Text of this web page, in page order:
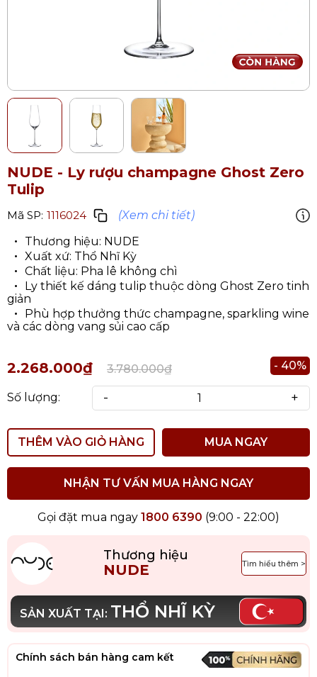
NUDE - Ly rượu champagne Ghost Zero
Tulip
Mã SP: 1116024
(Xem chi tiết)
Thương hiệu: NUDE
Xuất xứ: Thổ Nhĩ Kỳ
Chất liệu: Pha lê không chì
Ly thiết kế dáng tulip thuộc dòng Ghost Zero tinh
giản
Phù hợp thưởng thức champagne, sparkling wine
và các dòng vang sủi cao cấp
2.268.000₫ 3.780.000₫ - 40%
Số lượng: - +
THÊM VÀO GIỎ HÀNG MUA NGAY
NHẬN TƯ VẤN MUA HÀNG NGAY
Gọi đặt mua ngay 1800 6390 (9:00 - 22:00)
Thương hiệu
NUDE Tìm hiểu thêm >
SẢN XUẤT TẠI: THỔ NHĨ KỲ
Chính sách bán hàng cam kết